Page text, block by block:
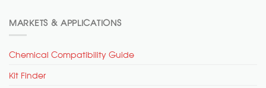
MARKETS & APPLICATIONS
Chemical Compatibility Guide
Kit Finder